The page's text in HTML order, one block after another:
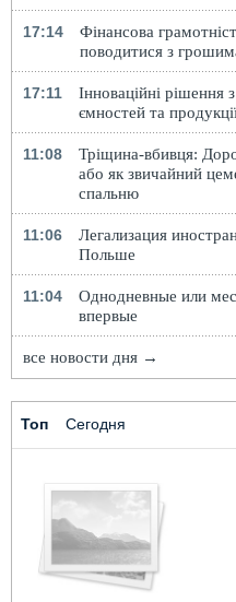
17:14
Фінансова
поводитися з
17:11
Інноваційні рішення
ємностей та
11:08
Тріщина-вбивця:
або як звичайний
спальню
11:06
Легализация
Польше
11:04
Однодневные или
впервые
все новости дня →
Топ Сегодня